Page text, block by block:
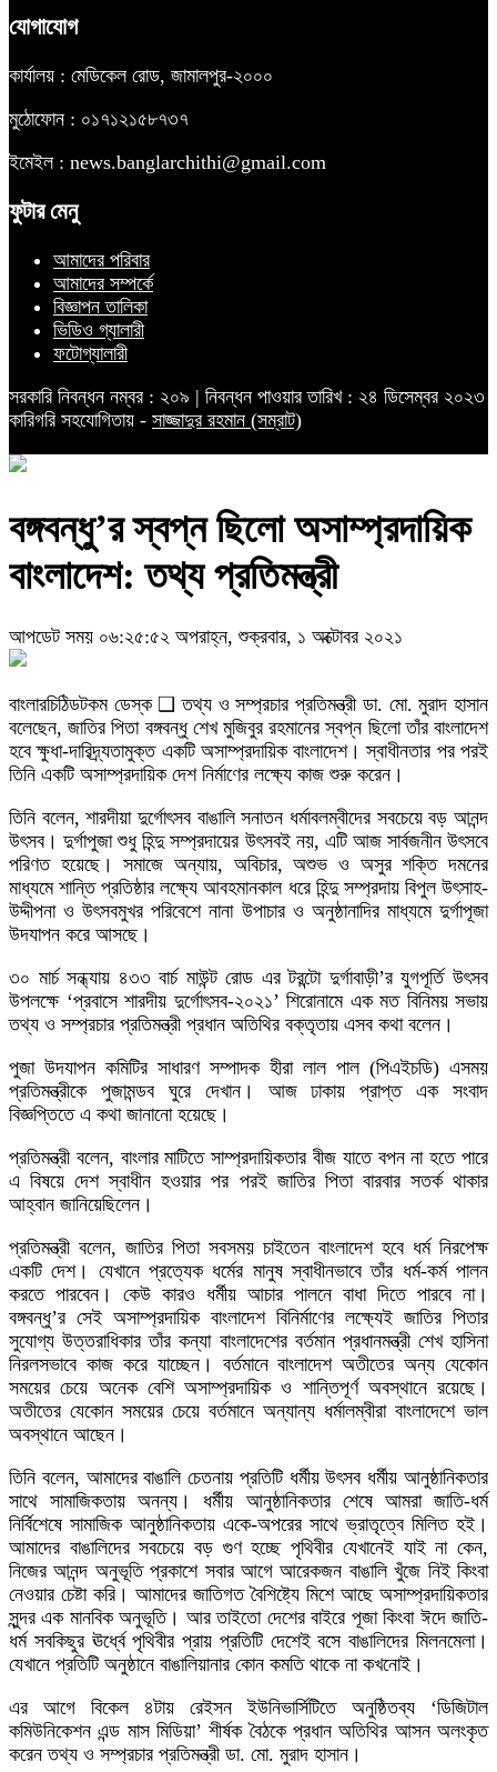
যোগাযোগ
কার্যালয় : মেডিকেল রোড, জামালপুর-২০০০
মুঠোফোন : ০১৭১২১৫৮৭৩৭
ইমেইল : news.banglarchithi@gmail.com
ফুটার মেনু
আমাদের পরিবার
আমাদের সম্পর্কে
বিজ্ঞাপন তালিকা
ভিডিও গ্যালারী
ফটোগ্যালারী
সরকারি নিবন্ধন নম্বর : ২০৯ | নিবন্ধন পাওয়ার তারিখ : ২৪ ডিসেম্বর ২০২৩
কারিগরি সহযোগিতায় - সাজ্জাদুর রহমান (সম্রাট)
বঙ্গবন্ধু’র স্বপ্ন ছিলো অসাম্প্রদায়িক
বাংলাদেশ: তথ্য প্রতিমন্ত্রী
আপডেট সময় ০৬:২৫:৫২ অপরাহ্ন, শুক্রবার, ১ অক্টোবর ২০২১
বাংলারচিঠিডটকম ডেস্ক ❑ তথ্য ও সম্প্রচার প্রতিমন্ত্রী ডা. মো. মুরাদ হাসান
বলেছেন, জাতির পিতা বঙ্গবন্ধু শেখ মুজিবুর রহমানের স্বপ্ন ছিলো তাঁর বাংলাদেশ
হবে ক্ষুধা-দারিদ্র্যতামুক্ত একটি অসাম্প্রদায়িক বাংলাদেশ। স্বাধীনতার পর পরই
তিনি একটি অসাম্প্রদায়িক দেশ নির্মাণের লক্ষ্যে কাজ শুরু করেন।
তিনি বলেন, শারদীয়া দুর্গোৎসব বাঙালি সনাতন ধর্মাবলম্বীদের সবচেয়ে বড় আনন্দ
উৎসব। দুর্গাপুজা শুধু হিন্দু সম্প্রদায়ের উৎসবই নয়, এটি আজ সার্বজনীন উৎসবে
পরিণত হয়েছে। সমাজে অন্যায়, অবিচার, অশুভ ও অসুর শক্তি দমনের
মাধ্যমে শান্তি প্রতিষ্ঠার লক্ষ্যে আবহমানকাল ধরে হিন্দু সম্প্রদায় বিপুল উৎসাহ-
উদ্দীপনা ও উৎসবমুখর পরিবেশে নানা উপাচার ও অনুষ্ঠানাদির মাধ্যমে দুর্গাপূজা
উদযাপন করে আসছে।
৩০ মার্চ সন্ধ্যায় ৪৩৩ বার্চ মাউন্ট রোড এর টরন্টো দুর্গাবাড়ী’র যুগপূর্তি উৎসব
উপলক্ষে ‘প্রবাসে শারদীয় দুর্গোৎসব-২০২১’ শিরোনামে এক মত বিনিময় সভায়
তথ্য ও সম্প্রচার প্রতিমন্ত্রী প্রধান অতিথির বক্তৃতায় এসব কথা বলেন।
পুজা উদযাপন কমিটির সাধারণ সম্পাদক হীরা লাল পাল (পিএইচডি) এসময়
প্রতিমন্ত্রীকে পুজামন্ডব ঘুরে দেখান। আজ ঢাকায় প্রাপ্ত এক সংবাদ
বিজ্ঞপ্তিতে এ কথা জানানো হয়েছে।
প্রতিমন্ত্রী বলেন, বাংলার মাটিতে সাম্প্রদায়িকতার বীজ যাতে বপন না হতে পারে
এ বিষয়ে দেশ স্বাধীন হওয়ার পর পরই জাতির পিতা বারবার সতর্ক থাকার
আহ্বান জানিয়েছিলেন।
প্রতিমন্ত্রী বলেন, জাতির পিতা সবসময় চাইতেন বাংলাদেশ হবে ধর্ম নিরপেক্ষ
একটি দেশ। যেখানে প্রত্যেক ধর্মের মানুষ স্বাধীনভাবে তাঁর ধর্ম-কর্ম পালন
করতে পারবেন। কেউ কারও ধর্মীয় আচার পালনে বাধা দিতে পারবে না।
বঙ্গবন্ধু’র সেই অসাম্প্রদায়িক বাংলাদেশ বিনির্মাণের লক্ষ্যেই জাতির পিতার
সুযোগ্য উত্তরাধিকার তাঁর কন্যা বাংলাদেশের বর্তমান প্রধানমন্ত্রী শেখ হাসিনা
নিরলসভাবে কাজ করে যাচ্ছেন। বর্তমানে বাংলাদেশ অতীতের অন্য যেকোন
সময়ের চেয়ে অনেক বেশি অসাম্প্রদায়িক ও শান্তিপূর্ণ অবস্থানে রয়েছে।
অতীতের যেকোন সময়ের চেয়ে বর্তমানে অন্যান্য ধর্মালম্বীরা বাংলাদেশে ভাল
অবস্থানে আছেন।
তিনি বলেন, আমাদের বাঙালি চেতনায় প্রতিটি ধর্মীয় উৎসব ধর্মীয় আনুষ্ঠানিকতার
সাথে সামাজিকতায় অনন্য। ধর্মীয় আনুষ্ঠানিকতার শেষে আমরা জাতি-ধর্ম
নির্বিশেষে সামাজিক আনুষ্ঠানিকতায় একে-অপরের সাথে ভ্রাতৃত্বে মিলিত হই।
আমাদের বাঙালিদের সবচেয়ে বড় গুণ হচ্ছে পৃথিবীর যেখানেই যাই না কেন,
নিজের আনন্দ অনুভূতি প্রকাশে সবার আগে আরেকজন বাঙালি খুঁজে নিই কিংবা
নেওয়ার চেষ্টা করি। আমাদের জাতিগত বৈশিষ্ট্যে মিশে আছে অসাম্প্রদায়িকতার
সুন্দর এক মানবিক অনুভূতি। আর তাইতো দেশের বাইরে পূজা কিংবা ঈদে জাতি-
ধর্ম সবকিছুর ঊর্ধ্বে পৃথিবীর প্রায় প্রতিটি দেশেই বসে বাঙালিদের মিলনমেলা।
যেখানে প্রতিটি অনুষ্ঠানে বাঙালিয়ানার কোন কমতি থাকে না কখনোই।
এর আগে বিকেল ৪টায় রেইসন ইউনিভার্সিটিতে অনুষ্ঠিতব্য ‘ডিজিটাল
কমিউনিকেশন এন্ড মাস মিডিয়া’ শীর্ষক বৈঠকে প্রধান অতিথির আসন অলংকৃত
করেন তথ্য ও সম্প্রচার প্রতিমন্ত্রী ডা. মো. মুরাদ হাসান।